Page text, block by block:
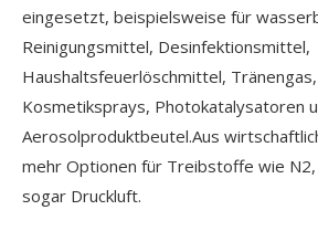
eingesetzt, beispielsweise für
Reinigungsmittel, Desinfektionsmittel,
Haushaltsfeuerlöschmittel,
Kosmetiksprays, Photokatalysatoren
Aerosolproduktbeutel.Aus
mehr Optionen für Treibstoffe wie N2,
sogar Druckluft.